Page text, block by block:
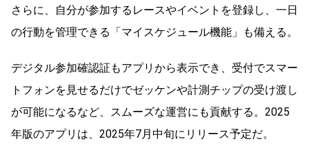
さらに、自分が参加するレースやイベントを登録し、一日
の行動を管理できる「マイスケジュール機能」も備える。
デジタル参加確認証もアプリから表示でき、受付でスマー
トフォンを見せるだけでゼッケンや計測チップの受け渡し
が可能になるなど、スムーズな運営にも貢献する。2025
年版のアプリは、2025年7月中旬にリリース予定だ。